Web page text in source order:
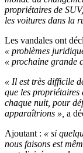
propriétaires de
les voitures dans la
Les vandales ont
« problèmes
« prochaine grande
« Il est très difficile
que les propriétaires
chaque nuit, pour
apparaîtrions », a
Ajoutant : « si
nous faisons est